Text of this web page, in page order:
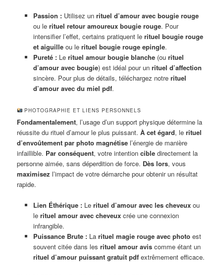
Passion :Utilisez un rituel d’amour avec bougie rouge
ou le rituel retour amoureux bougie rouge. Pour
intensifier l’effet, certains pratiquent le rituel bougie rouge
et aiguilleou le rituel bougie rouge epingle.
Pureté :Le rituel amour bougie blanche(ou rituel
d’amour avec bougie) est idéal pour un rituel d’affection
sincère. Pour plus de détails, téléchargez notre rituel
d’amour avec du miel pdf.
PHOTOGRAPHIE ET LIENS PERSONNELS
Fondamentalement, l’usage d’un support physique détermine la
réussite du rituel d’amour le plus puissant.À cet égard, lerituel
d’envoûtement par photo magnétise l’énergie de manière
infaillible. Par conséquent, votre intentioncible directement la
personne aimée, sans déperdition de force. Dès lors, vous
maximisez l’impact de votre démarche pour obtenir un résultat
rapide.
Lien Éthérique :Le rituel d’amour avec les cheveuxou
le rituel amour avec cheveuxcrée une connexion
infrangible.
Puissance Brute :La rituel magie rouge avec photoest
souvent citée dans les rituel amour aviscomme étant un
rituel d’amour puissant gratuit pdfextrêmement efficace.